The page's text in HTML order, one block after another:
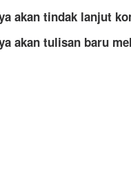
akan tindak lanjut
akan tulisan baru